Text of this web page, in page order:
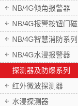
NB/4G倾角报警器
NB/4G报警按钮门磁
NB/4G智慧消防系列
NB/4G水浸报警器
探测器及防爆系列
红外微波探测器
水浸探测器